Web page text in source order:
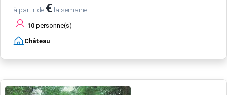
à partir de € la semaine
10 personne(s)
Château